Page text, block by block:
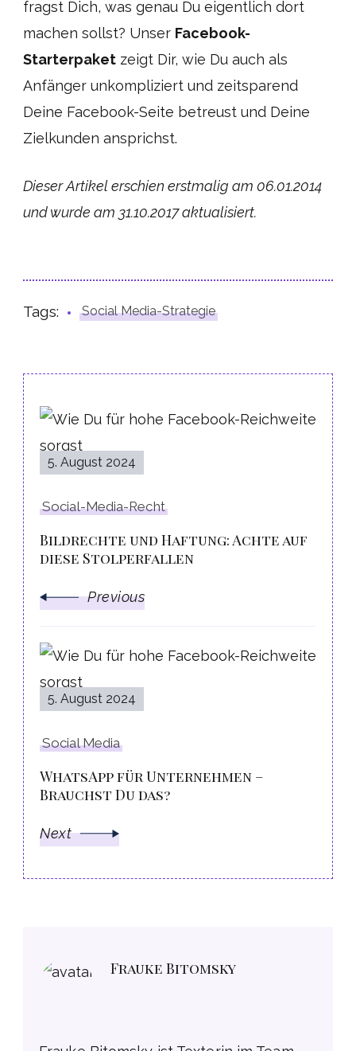
fragst Dich, was genau Du eigentlich dort
machen sollst? Unser Facebook-
Starterpaket zeigt Dir, wie Du auch als
Anfänger unkompliziert und zeitsparend
Deine Facebook-Seite betreust und Deine
Zielkunden ansprichst.
Dieser Artikel erschien erstmalig am 06.01.2014
und wurde am 31.10.2017 aktualisiert.
Tags: Social Media-Strategie
Post
Navigation
5. August 2024
Social-Media-Recht
Bildrechte und Haftung: Achte auf
diese Stolperfallen
Previous
5. August 2024
Social Media
WhatsApp für Unternehmen –
Brauchst Du das?
Next
Frauke Bitomsky